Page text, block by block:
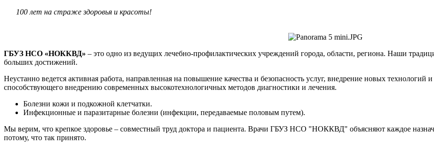
100 лет на страже здоровья и красоты!
ГБУЗ НСО «НОККВД» – это одно из ведущих лечебно-профилактических учреждений города, области, региона. Наши
больших достижений.
Неустанно ведется активная работа, направленная на повышение качества и безопасность услуг, внедрение новых технологий
способствующего внедрению современных высокотехнологичных методов диагностики и лечения.
Болезни кожи и подкожной клетчатки.
Инфекционные и паразитарные болезни (инфекции, передаваемые половым путем).
Мы верим, что крепкое здоровье – совместный труд доктора и пациента. Врачи ГБУЗ НСО "НОККВД" объясняют каждое
потому, что так принято.